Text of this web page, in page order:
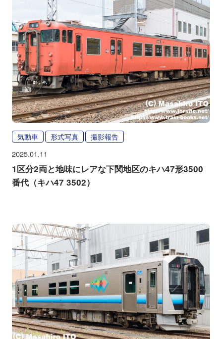
気動車 形式写真 撮影報告
2025.01.11
1区分2両と地味にレアな下関地区のキハ47形3500
番代（キハ47 3502）